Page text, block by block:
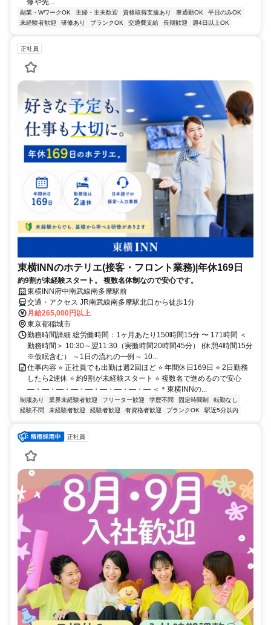
修や先...
副業・WワークOK 主婦・主夫歓迎 資格取得支援あり 車通勤OK
平日のみOK
未経験者歓迎
研修あり ブランクOK 交通費支給 長期歓迎 週4日以上OK
正社員
東横INNのホテリエ(接客・フロント業務)|年休169日
約9割が未経験スタート。 複数名体制なので安心です。
東横INN府中南武線南多摩駅前
交通・アクセス JR南武線南多摩駅北口から徒歩1分
月給265,000円以上
東京都稲城市
勤務時間詳細 総労働時間：1ヶ月あたり150時間15分 〜 171時間 ＜
勤務時間＞ 10:30～翌11:30（実働時間20時間45分） (休憩4時間15分
※仮眠含む） ～1日の流れの一例～ 10...
仕事内容 ⭐ 正社員でも出勤は週2回ほど ⭐ 年間休日169日 ⭐ 2日勤務
したら2連休 ⭐ 約9割が未経験スタート ⭐ 複数名で進めるので安心
―・―・―・―・―・―・―・―・― ＜＊東横INNの...
制服あり 業界未経験者歓迎 フリーター歓迎 学歴不問 固定時間制
転勤なし
経験不問
未経験者歓迎 経験者歓迎 有資格者歓迎 ブランクOK 駅近5分以内
正社員